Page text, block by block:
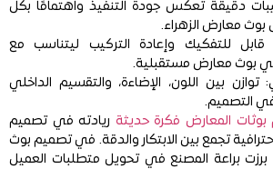
دقيقة تعكس جودة التنفيذ واهتمامًا بكل
معارض الزهراء.
قابل للتفكيك وإعادة التركيب ليتناسب مع
بوث معارض مستقبلية.
توازن بين اللون، الإضاءة، والتقسيم الداخلي
التصميم.
المعارض فكرة حديثة ريادته في تصميم
تجمع بين الابتكار والدقة. في تصميم بوث
برزت براعة المصنع في تحويل متطلبات العميل